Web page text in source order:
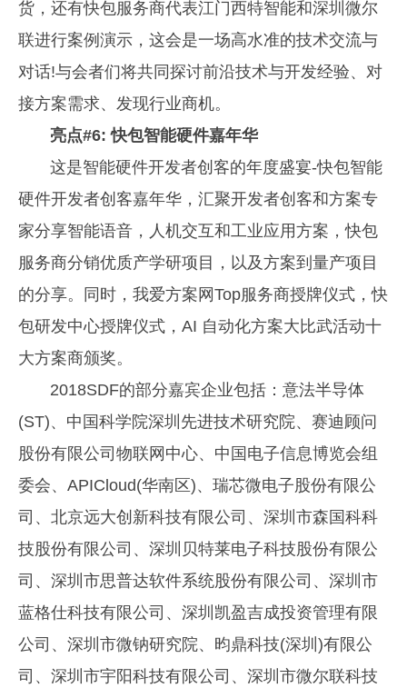
货，还有快包服务商代表江门西特智能和深圳微尔
联进行案例演示，这会是一场高水准的技术交流与
对话!与会者们将共同探讨前沿技术与开发经验、对
接方案需求、发现行业商机。
亮点#6: 快包智能硬件嘉年华
这是智能硬件开发者创客的年度盛宴-快包智能
硬件开发者创客嘉年华，汇聚开发者创客和方案专
家分享智能语音，人机交互和工业应用方案，快包
服务商分销优质产学研项目，以及方案到量产项目
的分享。同时，我爱方案网Top服务商授牌仪式，快
包研发中心授牌仪式，AI 自动化方案大比武活动十
大方案商颁奖。
2018SDF的部分嘉宾企业包括：意法半导体
(ST)、中国科学院深圳先进技术研究院、赛迪顾问
股份有限公司物联网中心、中国电子信息博览会组
委会、APICloud(华南区)、瑞芯微电子股份有限公
司、北京远大创新科技有限公司、深圳市森国科科
技股份有限公司、深圳贝特莱电子科技股份有限公
司、深圳市思普达软件系统股份有限公司、深圳市
蓝格仕科技有限公司、深圳凯盈吉成投资管理有限
公司、深圳市微钠研究院、昀鼎科技(深圳)有限公
司、深圳市宇阳科技有限公司、深圳市微尔联科技